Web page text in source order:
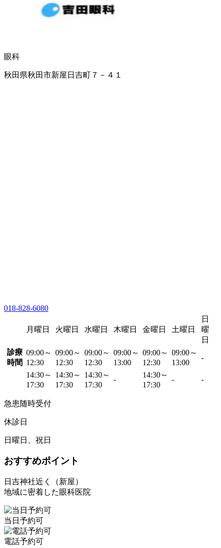
眼科
秋田県秋田市新屋日吉町７－４１
018-828-6080
月曜日 火曜日 水曜日 木曜日 金曜日 土曜日
日
曜
日
診療
時間
09:00～
12:30
09:00～
12:30
09:00～
12:30
09:00～
13:00
09:00～
12:30
09:00～
13:00
-
14:30～
17:30
14:30～
17:30
14:30～
17:30
-
14:30～
17:30
- -
急患随時受付
休診日
日曜日、祝日
おすすめポイント
日吉神社近く（新屋）
地域に密着した眼科医院
当日予約可
電話予約可